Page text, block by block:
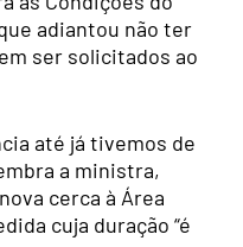
adiantou não ter
ser solicitados ao
até já tivemos de
a ministra,
cerca à Área
cuja duração “é